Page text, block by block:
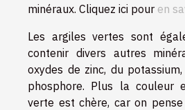
minéraux. Cliquez ici pour en
Les argiles vertes sont
contenir divers autres
oxydes de zinc, du
phosphore. Plus la couleur
verte est chère, car on